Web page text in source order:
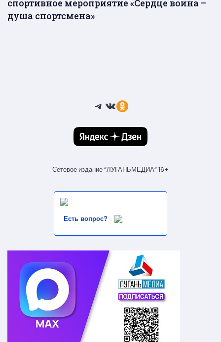
спортивное мероприятие «Сердце воина –
душа спортсмена»
Telegram
ВКонтакте
Ссылка
Сетевое издание “ЛУГАНЬМЕДИА” 16+
Есть вопрос?